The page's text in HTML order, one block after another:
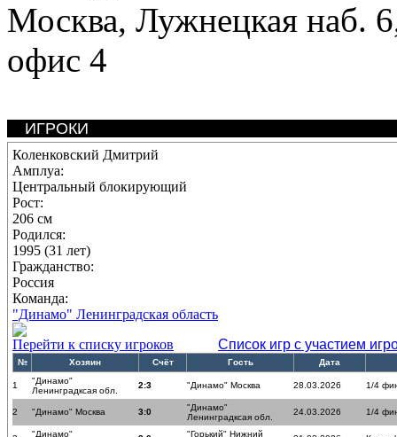
Москва, Лужнецкая наб.
офис 4
ИГРОКИ
Коленковский Дмитрий
Амплуа:
Центральный блокирующий
Рост:
206 см
Родился:
1995 (31 лет)
Гражданство:
Россия
Команда:
"Динамо" Ленинградская область
Перейти к списку игроков
Список игр с участием
№ Хозяин Счёт Гость Дата
1
"Динамо"
Ленинградксая обл.
2:3 "Динамо" Москва 28.03.2026 1/4
2 "Динамо" Москва 3:0
"Динамо"
Ленинградксая обл.
24.03.2026 1/4
"Динамо"
"Горький" Нижний